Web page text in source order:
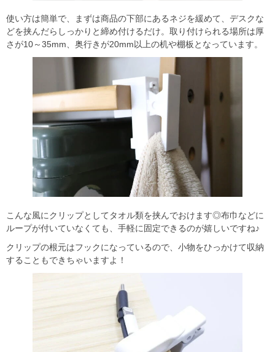
使い方は簡単で、まずは商品の下部にあるネジを緩めて、デスクな
どを挟んだらしっかりと締め付けるだけ。取り付けられる場所は厚
さが10～35mm、奥行きが20mm以上の机や棚板となっています。
こんな風にクリップとしてタオル類を挟んでおけます◎布巾などに
ループが付いていなくても、手軽に固定できるのが嬉しいですね♪
クリップの根元はフックになっているので、小物をひっかけて収納
することもできちゃいますよ！